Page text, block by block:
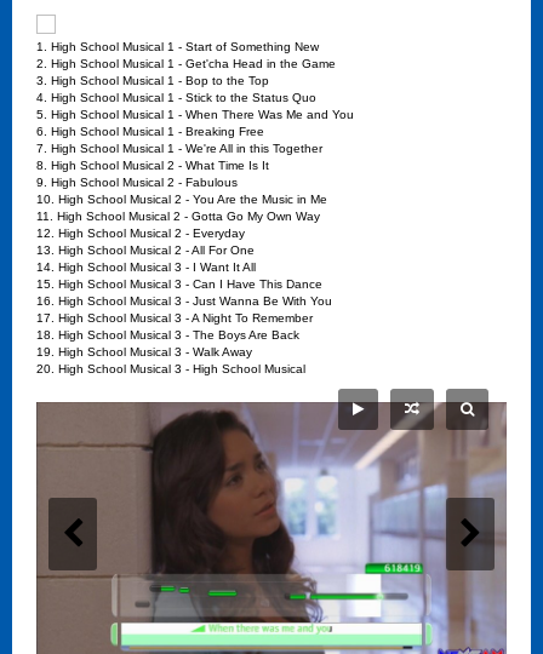
1. High School Musical 1 - Start of Something New
2. High School Musical 1 - Get'cha Head in the Game
3. High School Musical 1 - Bop to the Top
4. High School Musical 1 - Stick to the Status Quo
5. High School Musical 1 - When There Was Me and You
6. High School Musical 1 - Breaking Free
7. High School Musical 1 - We're All in this Together
8. High School Musical 2 - What Time Is It
9. High School Musical 2 - Fabulous
10. High School Musical 2 - You Are the Music in Me
11. High School Musical 2 - Gotta Go My Own Way
12. High School Musical 2 - Everyday
13. High School Musical 2 - All For One
14. High School Musical 3 - I Want It All
15. High School Musical 3 - Can I Have This Dance
16. High School Musical 3 - Just Wanna Be With You
17. High School Musical 3 - A Night To Remember
18. High School Musical 3 - The Boys Are Back
19. High School Musical 3 - Walk Away
20. High School Musical 3 - High School Musical